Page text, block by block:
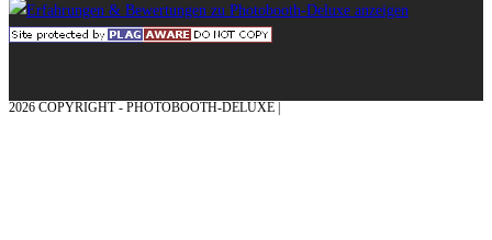
2026 COPYRIGHT - PHOTOBOOTH-DELUXE |